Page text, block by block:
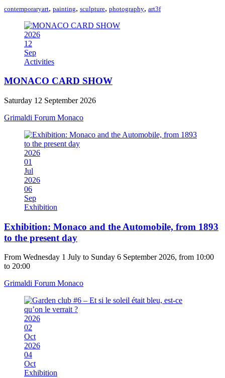
contemporaryart, painting, sculpture, photography, art3f
2026
12
Sep
Activities
MONACO CARD SHOW
Saturday 12 September 2026
Grimaldi Forum Monaco
2026
01
Jul
2026
06
Sep
Exhibition
Exhibition: Monaco and the Automobile, from 1893
to the present day
From Wednesday 1 July to Sunday 6 September 2026, from 10:00
to 20:00
Grimaldi Forum Monaco
2026
02
Oct
2026
04
Oct
Exhibition